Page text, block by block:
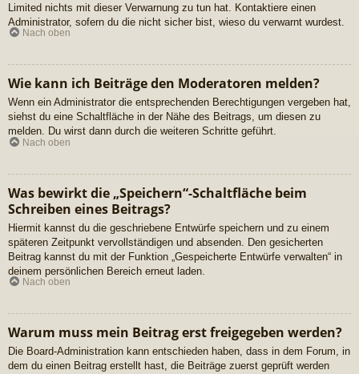
Limited nichts mit dieser Verwarnung zu tun hat. Kontaktiere einen
Administrator, sofern du die nicht sicher bist, wieso du verwarnt wurdest.
Nach oben
Wie kann ich Beiträge den Moderatoren melden?
Wenn ein Administrator die entsprechenden Berechtigungen vergeben hat,
siehst du eine Schaltfläche in der Nähe des Beitrags, um diesen zu
melden. Du wirst dann durch die weiteren Schritte geführt.
Nach oben
Was bewirkt die „Speichern“-Schaltfläche beim
Schreiben eines Beitrags?
Hiermit kannst du die geschriebene Entwürfe speichern und zu einem
späteren Zeitpunkt vervollständigen und absenden. Den gesicherten
Beitrag kannst du mit der Funktion „Gespeicherte Entwürfe verwalten“ in
deinem persönlichen Bereich erneut laden.
Nach oben
Warum muss mein Beitrag erst freigegeben werden?
Die Board-Administration kann entschieden haben, dass in dem Forum, in
dem du einen Beitrag erstellt hast, die Beiträge zuerst geprüft werden